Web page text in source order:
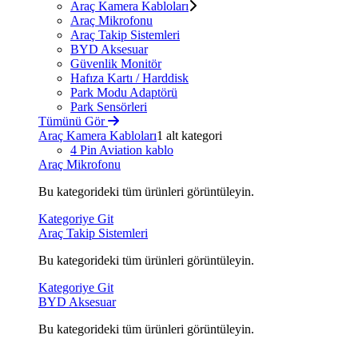
Araç Kamera Kabloları
Araç Mikrofonu
Araç Takip Sistemleri
BYD Aksesuar
Güvenlik Monitör
Hafıza Kartı / Harddisk
Park Modu Adaptörü
Park Sensörleri
Tümünü Gör
Araç Kamera Kabloları1 alt kategori
4 Pin Aviation kablo
Araç Mikrofonu
Bu kategorideki tüm ürünleri görüntüleyin.
Kategoriye Git
Araç Takip Sistemleri
Bu kategorideki tüm ürünleri görüntüleyin.
Kategoriye Git
BYD Aksesuar
Bu kategorideki tüm ürünleri görüntüleyin.